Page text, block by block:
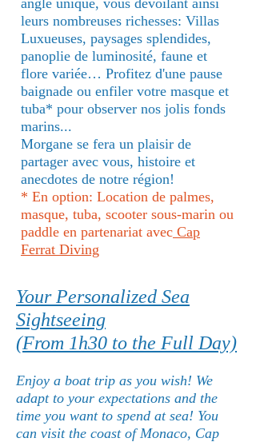
angle unique, vous dévoilant ainsi
leurs nombreuses richesses: Villas
Luxueuses, paysages splendides,
panoplie de luminosité, faune et
flore variée… Profitez d'une pause
baignade ou enfiler votre masque et
tuba* pour observer nos jolis fonds
marins...
Morgane se fera un plaisir de
partager avec vous, histoire et
anecdotes de notre région!
* En option: Location de palmes,
masque, tuba, scooter sous-marin ou
paddle en partenariat avec Cap
Ferrat Diving
Your Personalized Sea
Sightseeing
(From 1h30 to the Full Day)
Enjoy a boat trip as you wish! We
adapt to your expectations and the
time you want to spend at sea! You
can visit the coast of Monaco, Cap